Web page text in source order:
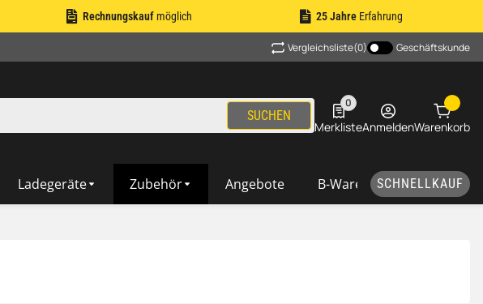
Rechnungskauf möglich 25 JahreErfahrung
Vergleichsliste(0) Geschäftskunde
SUCHEN
0
0 Produkte in der Liste
MerklisteAnmeldenWarenkorb
Ladegeräte Zubehör Angebote B-Ware SCHNELLKAUF